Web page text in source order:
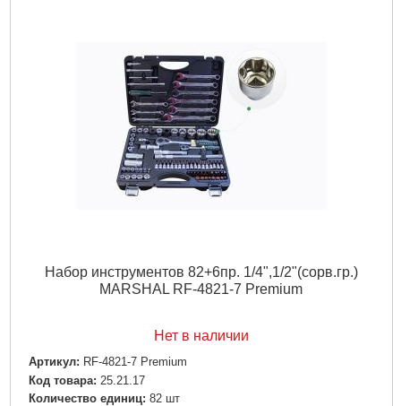
Набор инструментов 82+6пр. 1/4",1/2"(сорв.гр.)
MARSHAL RF-4821-7 Premium
Нет в наличии
Артикул: RF-4821-7 Premium
Код товара: 25.21.17
Количество единиц: 82 шт